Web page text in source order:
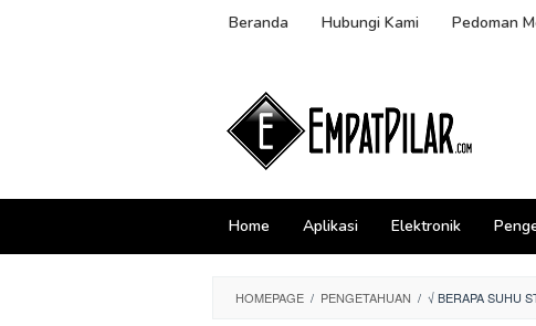
Beranda Hubungi Kami Pedoman
Home Aplikasi Elektronik
HOMEPAGE / PENGETAHUAN / √ BERAPA SUHU